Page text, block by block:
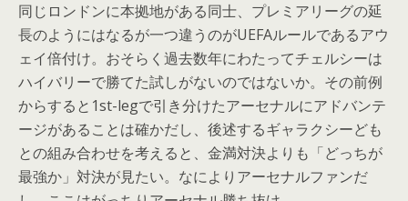
同じロンドンに本拠地がある同士、プレミアリーグの延
長のようにはなるが一つ違うのがUEFAルールであるアウ
ェイ倍付け。おそらく過去数年にわたってチェルシーは
ハイバリーで勝てた試しがないのではないか。その前例
からすると1st-legで引き分けたアーセナルにアドバンテ
ージがあることは確かだし、後述するギャラクシーども
との組み合わせを考えると、金満対決よりも「どっちが
最強か」対決が見たい。なによりアーセナルファンだ